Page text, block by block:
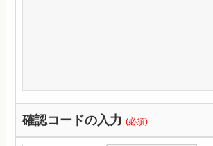
確認コードの入力(必須)